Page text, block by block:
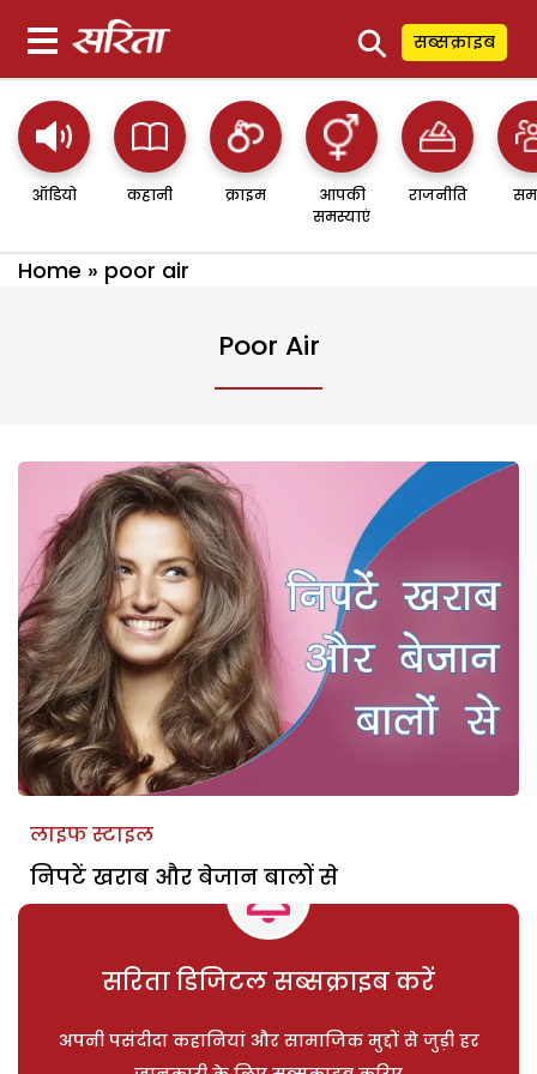
⚲ सब्सक्राइब
ऑडियो कहानी क्राइम
आपकी
समस्याएं
राजनीति
Home » poor air
Poor Air
लाइफ स्टाइल
निपटें खराब और बेजान बालों से
सरिता डिजिटल सब्सक्राइब करें
अपनी पसंदीदा कहानियां और सामाजिक मुद्दों से जुड़ी हर